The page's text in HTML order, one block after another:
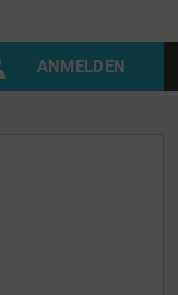
ANMELDEN